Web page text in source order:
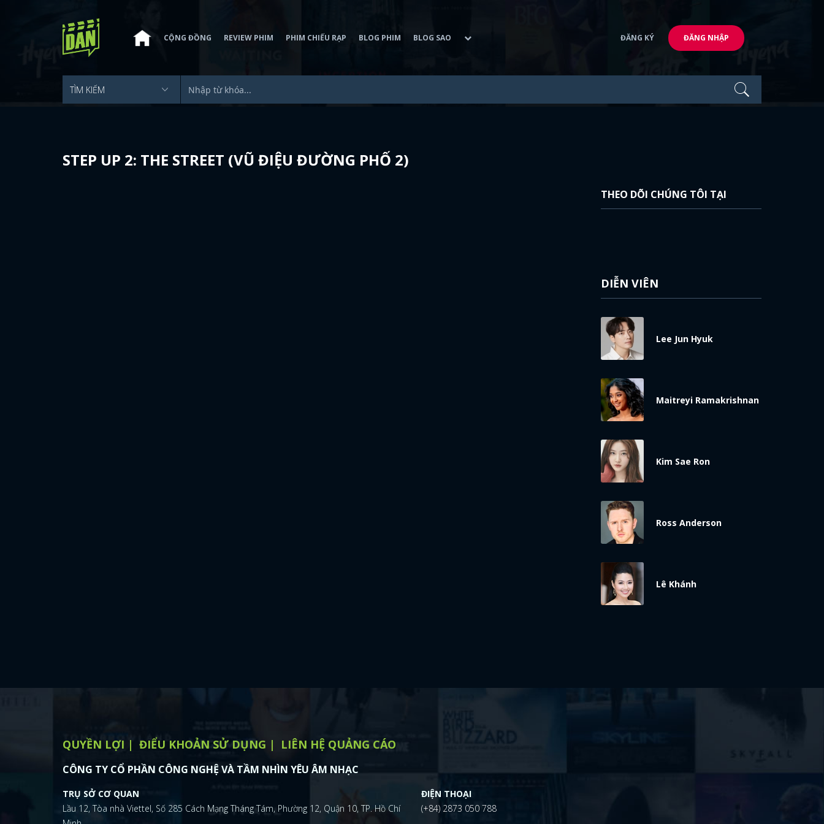
CỘNG ĐỒNG REVIEW PHIM PHIM CHIẾU RẠP BLOG PHIM BLOG SAO ĐĂNG KÝ ĐĂNG NHẬP
STEP UP 2: THE STREET (VŨ ĐIỆU ĐƯỜNG PHỐ 2)
THEO DÕI CHÚNG TÔI TẠI
DIỄN VIÊN
Lee Jun Hyuk
Maitreyi Ramakrishnan
Kim Sae Ron
Ross Anderson
Lê Khánh
QUYỀN LỢI ĐIỂU KHOẢN SỬ DỤNG LIÊN HỆ QUẢNG CÁO
CÔNG TY CỔ PHẦN CÔNG NGHỆ VÀ TẦM NHÌN YÊU ÂM NHẠC
TRỤ SỞ CƠ QUAN
Lầu 12, Tòa nhà Viettel, Số 285 Cách Mạng Tháng Tám, Phường 12, Quận 10, TP. Hồ Chí
ĐIỆN THOẠI
(+84) 2873 050 788